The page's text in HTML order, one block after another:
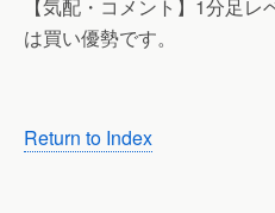
【気配・コメント】1分足
は買い優勢です。
Return to Index